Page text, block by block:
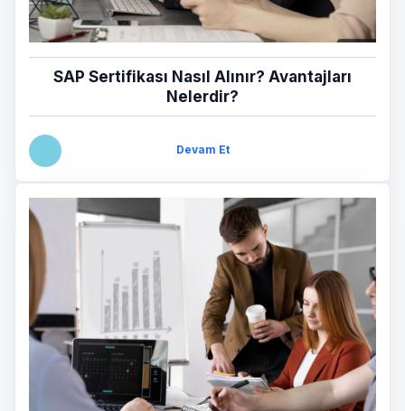
SAP Sertifikası Nasıl Alınır? Avantajları
Nelerdir?
Devam Et